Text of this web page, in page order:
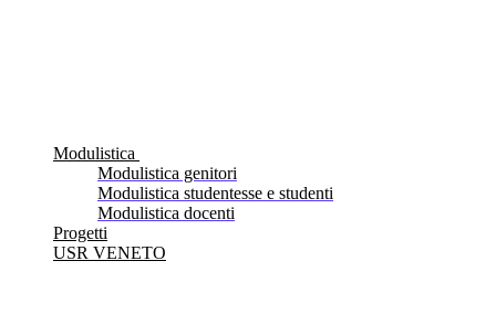
Modulistica
Modulistica genitori
Modulistica studentesse e studenti
Modulistica docenti
Progetti
USR VENETO